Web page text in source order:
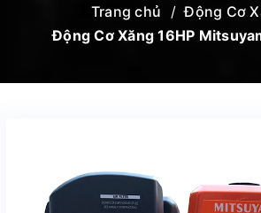
Trang chủ / Động Cơ
Động Cơ Xăng 16HP